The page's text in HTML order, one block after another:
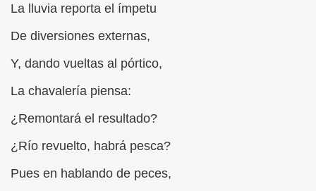
La lluvia reporta el ímpetu
De diversiones externas,
Y, dando vueltas al pórtico,
La chavalería piensa:
¿Remontará el resultado?
¿Río revuelto, habrá pesca?
Pues en hablando de peces,
Matías)
i García)
Cañamares)
(Santos Matías)